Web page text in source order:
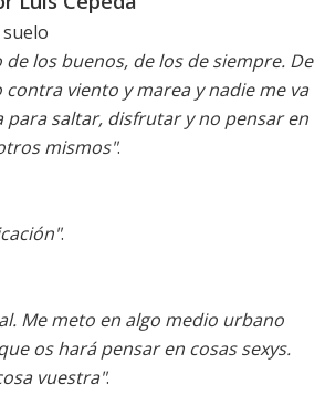
suelo
los buenos, de los de siempre. De
viento y marea y nadie me va
para saltar, disfrutar y no pensar en
mismos".
.
Me meto en algo medio urbano
os hará pensar en cosas sexys.
vuestra".